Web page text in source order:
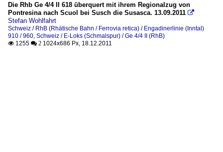
Die Rhb Ge 4/4 II 618 überquert mit ihrem Regionalzug von
Pontresina nach Scuol bei Susch die Susasca. 13.09.2011 
Stefan Wohlfahrt
Schweiz / RhB (Rhätische Bahn / Ferrovia retica) / Engadinerlinie (Inntal)
910 / 960 Schweiz / E-Loks (Schmalspur) / Ge 4/4 II (RhB)
 1255  2 1024x686 Px, 18.12.2011